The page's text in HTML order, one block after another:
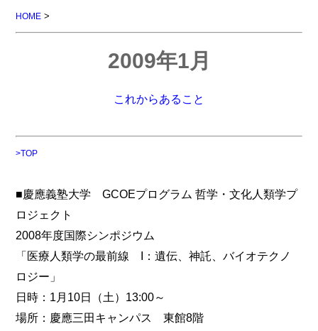
HOME >
2009年1月
これからあること
>TOP
■慶應義塾大学 GCOEプログラム 哲学・文化人類学プ
ロジェクト
2008年度国際シンポジウム
「医療人類学の最前線 I：遺伝、神託、バイオテクノ
ロジー」
日時：1月10日（土）13:00～
場所：慶應三田キャンパス 東館8階